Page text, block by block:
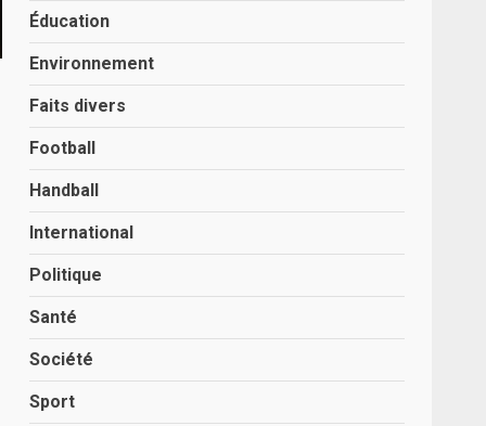
Éducation
Environnement
Faits divers
Football
Handball
International
Politique
Santé
Société
Sport